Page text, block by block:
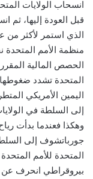
انسحاب الولايات
قبل العودة إليها، ثم
الذي استمر لأكثر من
منظمة الأمم المتحدة
الحصص المالية
المتحدة تشدد
اليمين الأمريكي
إلى السلطة في الولايات
وهكذا فعندما بدأت
جورباتشوف إلى
المتحدة للأمم
بيروقراطي انحرف